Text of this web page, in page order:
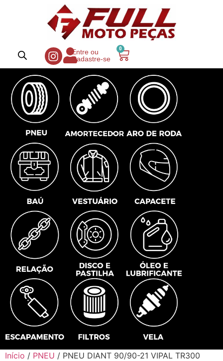
Entre ou
Cadastre-se
0
Início / PNEU / PNEU DIANT 90/90-21 VIPAL TR300